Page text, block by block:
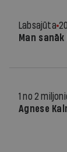
Labsajūta
Man
1 no 2
Agnese